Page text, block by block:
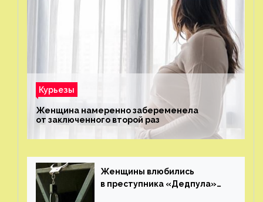
Курьезы
Женщина намеренно забеременела
от заключенного второй раз
Женщины влюбились
в преступника «Дедпула»